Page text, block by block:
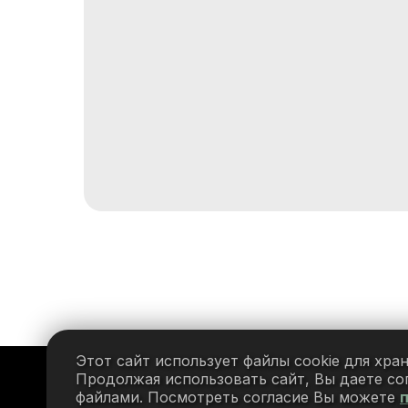
Этот сайт использует файлы cookie для
Продолжая использовать сайт, Вы даете
файлами. Посмотреть согласие Вы можете